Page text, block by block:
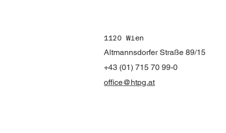
1120 Wien
Altmannsdorfer Straße 89/15
+43 (01) 715 70 99-0
office@htpg.at